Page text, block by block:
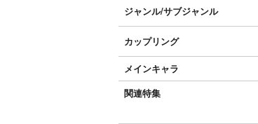
ジャンル/サブジャンル
カップリング
メインキャラ
関連特集